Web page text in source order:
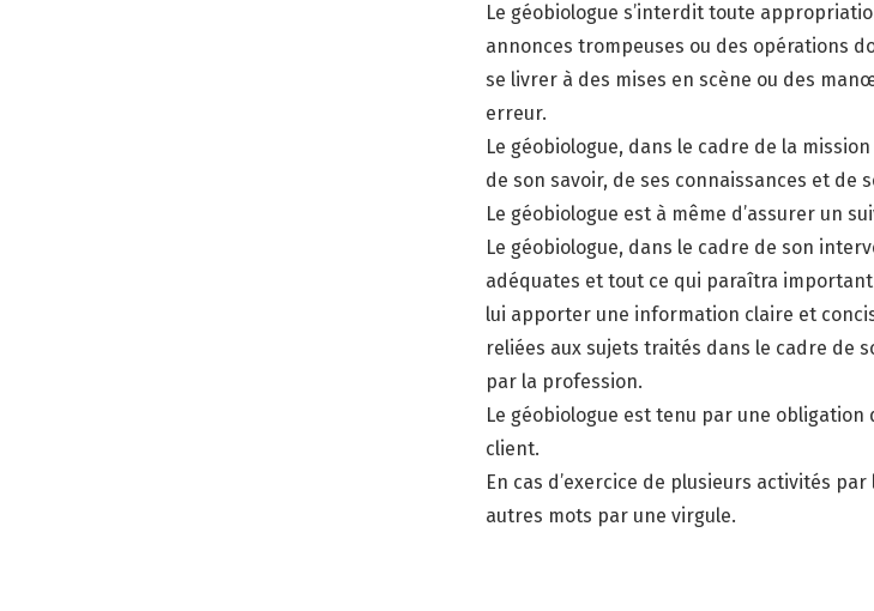
Le géobiologue s’interdit toute
annonces trompeuses ou des opérations
se livrer à des mises en scène ou des
erreur.
Le géobiologue, dans le cadre de la
de son savoir, de ses connaissances et de
Le géobiologue est à même d’assurer un
Le géobiologue, dans le cadre de son
adéquates et tout ce qui paraîtra
lui apporter une information claire et
reliées aux sujets traités dans le cadre de
par la profession.
Le géobiologue est tenu par une
client.
En cas d’exercice de plusieurs activités
autres mots par une virgule.